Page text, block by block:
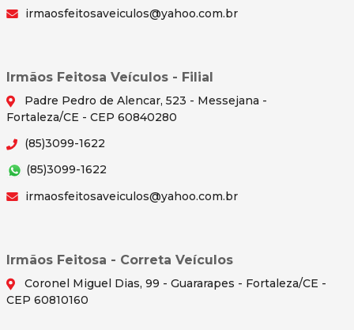
irmaosfeitosaveiculos@yahoo.com.br
Irmãos Feitosa Veículos - Filial
Padre Pedro de Alencar, 523 - Messejana -
Fortaleza/CE - CEP 60840280
(85)3099-1622
(85)3099-1622
irmaosfeitosaveiculos@yahoo.com.br
Irmãos Feitosa - Correta Veículos
Coronel Miguel Dias, 99 - Guararapes - Fortaleza/CE -
CEP 60810160